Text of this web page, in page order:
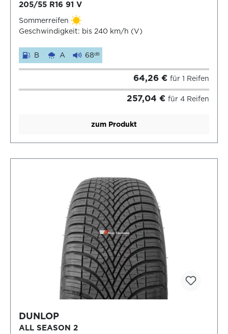
205/55 R16 91 V
Sommerreifen
Geschwindigkeit: bis 240 km/h (V)
B A 68dB
64,26 € für 1 Reifen
257,04 € für 4 Reifen
zum Produkt
DUNLOP
ALL SEASON 2